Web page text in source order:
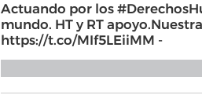
SUR L'ÉCRAN D'ACCUEIL
Actuando por los
mundo. HT y RT
https://t.co/MIf5LEiiMM -